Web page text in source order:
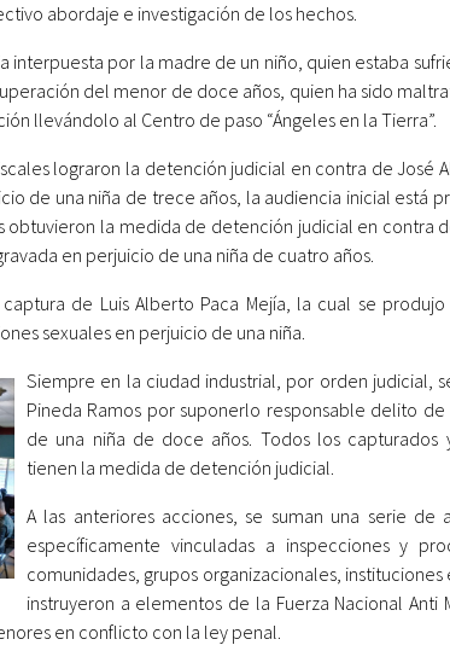
abordaje e investigación de los hechos.
interpuesta por la madre de un niño, quien estaba
del menor de doce años, quien ha sido
llevándolo al Centro de paso “Ángeles en la Tierra”.
lograron la detención judicial en contra de José
de una niña de trece años, la audiencia inicial está
obtuvieron la medida de detención judicial en contra
en perjuicio de una niña de cuatro años.
de Luis Alberto Paca Mejía, la cual se
sexuales en perjuicio de una niña.
Siempre en la ciudad industrial, por orden judicial,
Pineda Ramos por suponerlo responsable delito
de una niña de doce años. Todos los
tienen la medida de detención judicial.
A las anteriores acciones, se suman una serie
específicamente vinculadas a inspecciones y
comunidades, grupos organizacionales, instituciones
instruyeron a elementos de la Fuerza Nacional Anti
en conflicto con la ley penal.